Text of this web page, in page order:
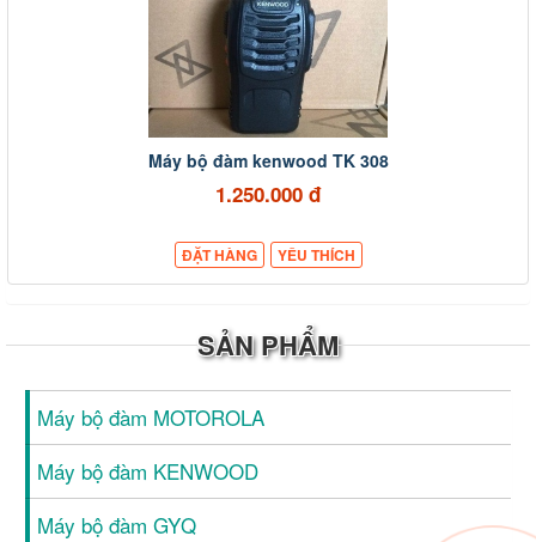
Máy bộ đàm kenwood TK 308
1.250.000 đ
ĐẶT HÀNG YÊU THÍCH
SẢN PHẨM
Máy bộ đàm MOTOROLA
Máy bộ đàm KENWOOD
Máy bộ đàm GYQ